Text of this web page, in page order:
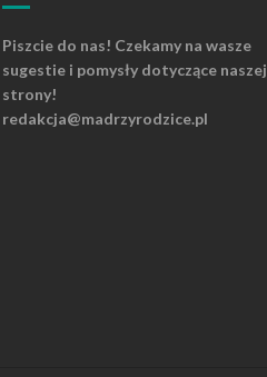
Piszcie do nas! Czekamy na wasze
sugestie i pomysły dotyczące naszej
strony!
redakcja@madrzyrodzice.pl